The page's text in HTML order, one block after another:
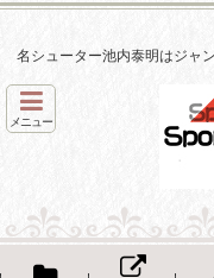
名シューター池内泰明はジャ
メニュー